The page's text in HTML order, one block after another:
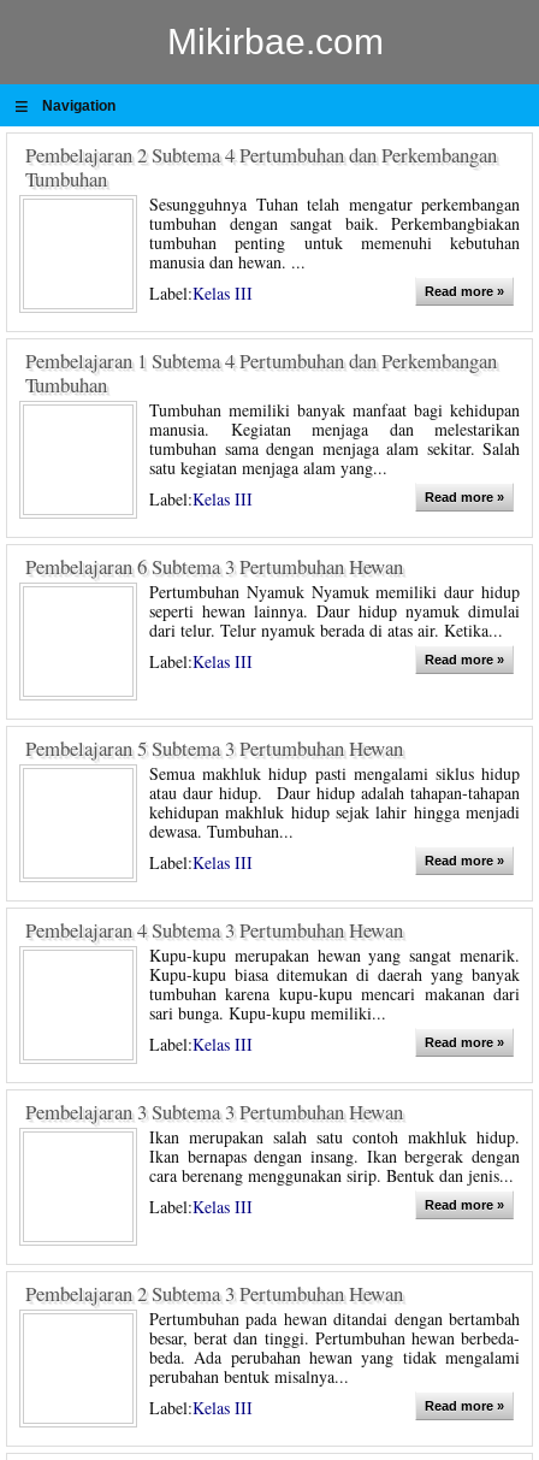
Mikirbae.com
≡ Navigation
Pembelajaran 2 Subtema 4 Pertumbuhan dan Perkembangan
Tumbuhan
Sesungguhnya Tuhan telah mengatur perkembangan
tumbuhan dengan sangat baik. Perkembangbiakan
tumbuhan penting untuk memenuhi kebutuhan
manusia dan hewan. ...
Label:Kelas III Read more »
Pembelajaran 1 Subtema 4 Pertumbuhan dan Perkembangan
Tumbuhan
Tumbuhan memiliki banyak manfaat bagi kehidupan
manusia. Kegiatan menjaga dan melestarikan
tumbuhan sama dengan menjaga alam sekitar. Salah
satu kegiatan menjaga alam yang...
Label:Kelas III Read more »
Pembelajaran 6 Subtema 3 Pertumbuhan Hewan
Pertumbuhan Nyamuk Nyamuk memiliki daur hidup
seperti hewan lainnya. Daur hidup nyamuk dimulai
dari telur. Telur nyamuk berada di atas air. Ketika...
Label:Kelas III Read more »
Pembelajaran 5 Subtema 3 Pertumbuhan Hewan
Semua makhluk hidup pasti mengalami siklus hidup
atau daur hidup. Daur hidup adalah tahapan-tahapan
kehidupan makhluk hidup sejak lahir hingga menjadi
dewasa. Tumbuhan...
Label:Kelas III Read more »
Pembelajaran 4 Subtema 3 Pertumbuhan Hewan
Kupu-kupu merupakan hewan yang sangat menarik.
Kupu-kupu biasa ditemukan di daerah yang banyak
tumbuhan karena kupu-kupu mencari makanan dari
sari bunga. Kupu-kupu memiliki...
Label:Kelas III Read more »
Pembelajaran 3 Subtema 3 Pertumbuhan Hewan
Ikan merupakan salah satu contoh makhluk hidup.
Ikan bernapas dengan insang. Ikan bergerak dengan
cara berenang menggunakan sirip. Bentuk dan jenis...
Label:Kelas III Read more »
Pembelajaran 2 Subtema 3 Pertumbuhan Hewan
Pertumbuhan pada hewan ditandai dengan bertambah
besar, berat dan tinggi. Pertumbuhan hewan berbeda-
beda. Ada perubahan hewan yang tidak mengalami
perubahan bentuk misalnya...
Label:Kelas III Read more »